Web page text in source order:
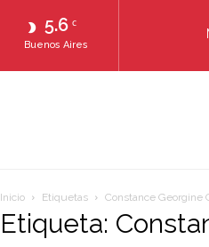
5.6 C
Buenos Aires
Inicio Etiquetas Constance Georgine
Etiqueta: